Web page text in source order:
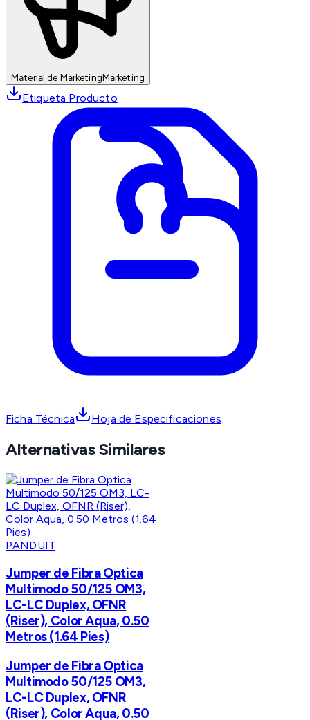
Material de MarketingMarketing
Etiqueta Producto
Ficha Técnica Hoja de Especificaciones
Alternativas Similares
PANDUIT
Jumper de Fibra Optica
Multimodo 50/125 OM3,
LC-LC Duplex, OFNR
(Riser), Color Aqua, 0.50
Metros (1.64 Pies)
Jumper de Fibra Optica
Multimodo 50/125 OM3,
LC-LC Duplex, OFNR
(Riser), Color Aqua, 0.50